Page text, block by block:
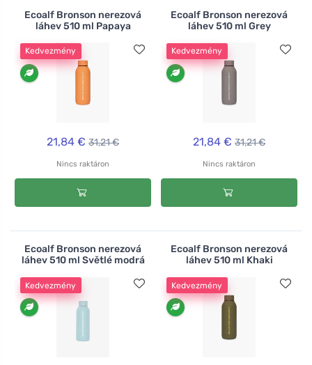
Ecoalf Bronson nerezová
láhev 510 ml Papaya
Kedvezmény
21,84 € 31,21 €
Nincs raktáron
Ecoalf Bronson nerezová
láhev 510 ml Grey
Kedvezmény
21,84 € 31,21 €
Nincs raktáron
Ecoalf Bronson nerezová
láhev 510 ml Světlé modrá
Kedvezmény
Ecoalf Bronson nerezová
láhev 510 ml Khaki
Kedvezmény